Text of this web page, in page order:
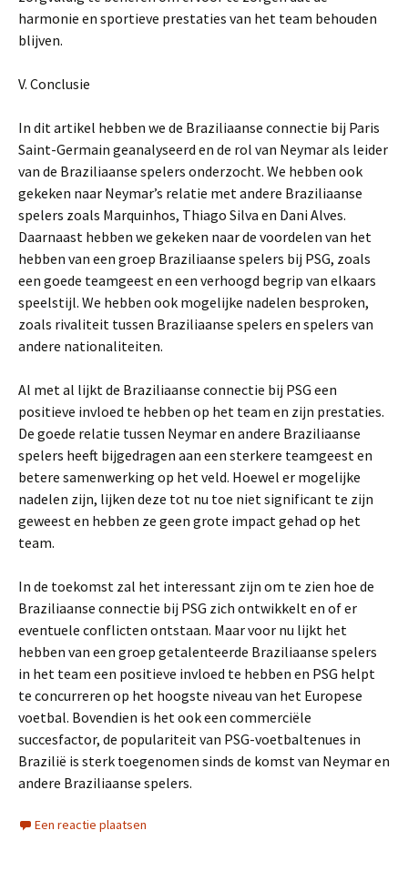
harmonie en sportieve prestaties van het team behouden
blijven.
V. Conclusie
In dit artikel hebben we de Braziliaanse connectie bij Paris
Saint-Germain geanalyseerd en de rol van Neymar als leider
van de Braziliaanse spelers onderzocht. We hebben ook
gekeken naar Neymar’s relatie met andere Braziliaanse
spelers zoals Marquinhos, Thiago Silva en Dani Alves.
Daarnaast hebben we gekeken naar de voordelen van het
hebben van een groep Braziliaanse spelers bij PSG, zoals
een goede teamgeest en een verhoogd begrip van elkaars
speelstijl. We hebben ook mogelijke nadelen besproken,
zoals rivaliteit tussen Braziliaanse spelers en spelers van
andere nationaliteiten.
Al met al lijkt de Braziliaanse connectie bij PSG een
positieve invloed te hebben op het team en zijn prestaties.
De goede relatie tussen Neymar en andere Braziliaanse
spelers heeft bijgedragen aan een sterkere teamgeest en
betere samenwerking op het veld. Hoewel er mogelijke
nadelen zijn, lijken deze tot nu toe niet significant te zijn
geweest en hebben ze geen grote impact gehad op het
team.
In de toekomst zal het interessant zijn om te zien hoe de
Braziliaanse connectie bij PSG zich ontwikkelt en of er
eventuele conflicten ontstaan. Maar voor nu lijkt het
hebben van een groep getalenteerde Braziliaanse spelers
in het team een positieve invloed te hebben en PSG helpt
te concurreren op het hoogste niveau van het Europese
voetbal. Bovendien is het ook een commerciële
succesfactor, de populariteit van PSG-voetbaltenues in
Brazilië is sterk toegenomen sinds de komst van Neymar en
andere Braziliaanse spelers.
Een reactie plaatsen